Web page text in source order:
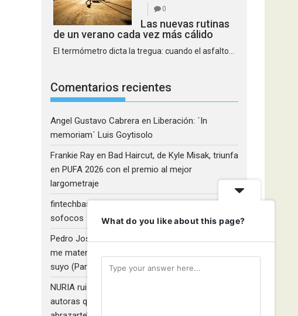
0
Las nuevas rutinas
de un verano cada vez más cálido
El termómetro dicta la tregua: cuando el asfalto...
Comentarios recientes
Angel Gustavo Cabrera en Liberación: ´In
memoriam´ Luis Goytisolo
Frankie Ray en Bad Haircut, de Kyle Misak, triunfa
en PUFA 2026 con el premio al mejor
largometraje
fintechbaseenLa menopausia no llegó con
sofocos
Pedro José Camacho Barrios
me maten!»: El Rulfo que el cine venezolano hizo
suyo (Parte 2)
NURIA ruiz fernandez
autoras que no hacen ruido: Redescubriendo ‘Y
What do you like about this page?